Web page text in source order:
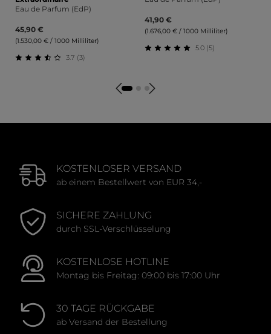
Eau de Parfum (EdP)
45,90 €
(1.530,00 € / 1000 Milliliter)
3.7 (3)
41,90 €
(1.676,00 € / 1000 Milliliter)
5.0 (5)
KOSTENLOSER VERSAND
ab einem Bestellwert von EUR 34,-
SICHERE ZAHLUNG
durch SSL-Verschlüsselung
KOSTENLOSE HOTLINE
Montag bis Freitag: 09:00 bis 17:00 Uhr
30 TAGE RÜCKGABE
ab Versand der Bestellung